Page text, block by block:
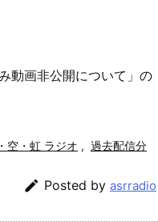
動画非公開について」の
空・虹 ラジオ , 過去配信分
 Posted by asrradio